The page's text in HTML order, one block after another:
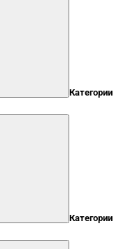
Категории
Категории